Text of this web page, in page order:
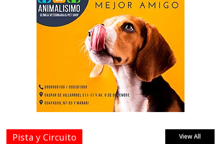
Pista y Circuito View All